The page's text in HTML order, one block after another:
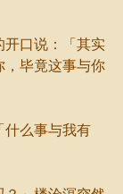
口说：「其实
，毕竟这事与你
么事与我有